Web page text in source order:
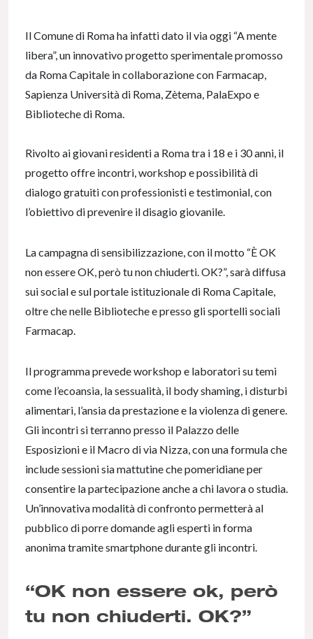
Il Comune di Roma ha infatti dato il via oggi “A mente
libera”, un innovativo progetto sperimentale promosso
da Roma Capitale in collaborazione con Farmacap,
Sapienza Università di Roma, Zètema, PalaExpo e
Biblioteche di Roma.
Rivolto ai giovani residenti a Roma tra i 18 e i 30 anni, il
progetto offre incontri, workshop e possibilità di
dialogo gratuiti con professionisti e testimonial, con
l’obiettivo di prevenire il disagio giovanile.
La campagna di sensibilizzazione, con il motto “È OK
non essere OK, però tu non chiuderti. OK?”, sarà diffusa
sui social e sul portale istituzionale di Roma Capitale,
oltre che nelle Biblioteche e presso gli sportelli sociali
Farmacap.
Il programma prevede workshop e laboratori su temi
come l’ecoansia, la sessualità, il body shaming, i disturbi
alimentari, l’ansia da prestazione e la violenza di genere.
Gli incontri si terranno presso il Palazzo delle
Esposizioni e il Macro di via Nizza, con una formula che
include sessioni sia mattutine che pomeridiane per
consentire la partecipazione anche a chi lavora o studia.
Un’innovativa modalità di confronto permetterà al
pubblico di porre domande agli esperti in forma
anonima tramite smartphone durante gli incontri.
“OK non essere ok, però
tu non chiuderti. OK?”